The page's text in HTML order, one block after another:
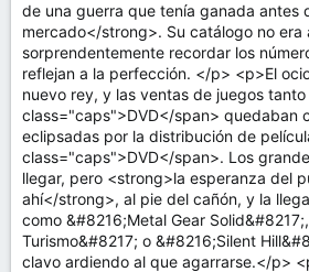
de una guerra que tenía ganada antes
mercado</strong>. Su catálogo no era
sorprendentemente recordar los
reflejan a la perfección. </p> <p>El
nuevo rey, y las ventas de juegos
class="caps">DVD</span> quedaban
eclipsadas por la distribución de
class="caps">DVD</span>. Los
llegar, pero <strong>la esperanza del
ahí</strong>, al pie del cañón, y la
como &#8216;Metal Gear
Turismo&#8217; o &#8216;Silent
clavo ardiendo al que agarrarse.</p>